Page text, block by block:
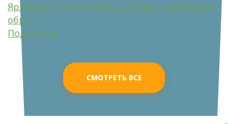
Ярмарка детского образования и здорового
обра...
Подробнее
СМОТРЕТЬ ВСЕ